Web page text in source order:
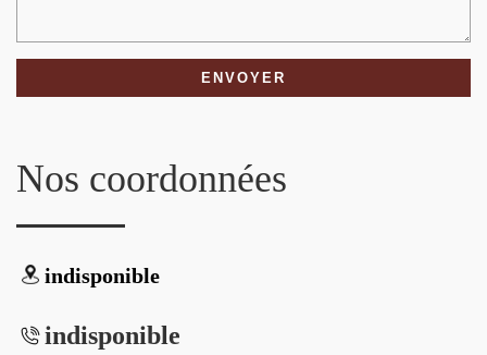
Nos coordonnées
indisponible
indisponible